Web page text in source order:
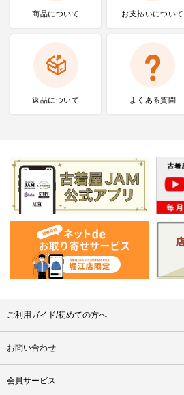
商品について お支払いについて
返品について よくある質問
ご利用ガイド/初めての方へ
お問い合わせ
会員サービス